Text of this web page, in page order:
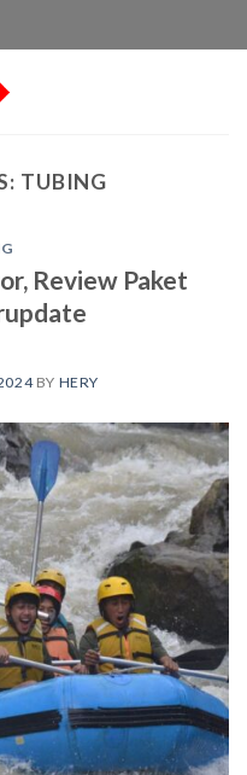
TUBING
Review Paket
BY HERY